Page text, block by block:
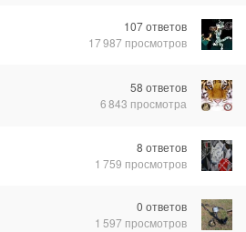
107ответов
17 987 просмотров
58 ответов
6 843 просмотра
8 ответов
1 759 просмотров
0 ответов
1 597 просмотров